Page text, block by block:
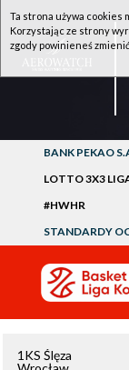
BANK PEKAO
LOTTO 3X3
#HWHR
STANDARDY
1KS Ślęza
Ta strona używa cookies
Korzystając ze strony
zgody powinieneś